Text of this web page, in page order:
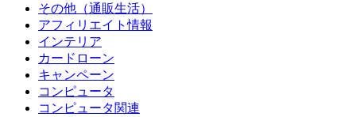
その他（通販生活）
アフィリエイト情報
インテリア
カードローン
キャンペーン
コンピュータ
コンピュータ関連